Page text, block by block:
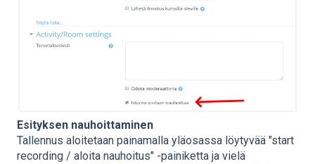
Esityksen nauhoittaminen
Tallennus aloitetaan painamalla yläosassa löytyvää "start
recording / aloita nauhoitus" -painiketta ja vielä